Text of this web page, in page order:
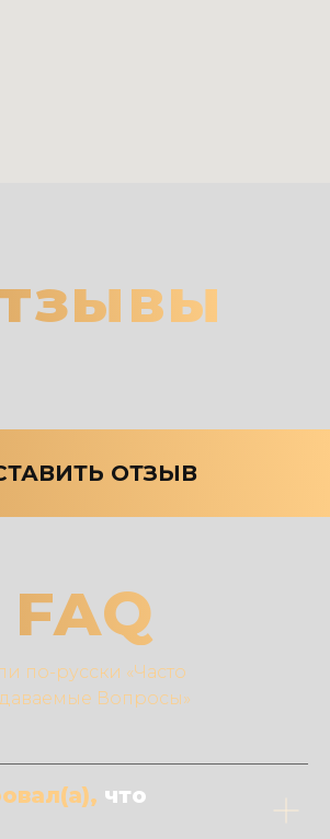
ОТЗЫВ
FAQ
по-русски «Часто
Вопросы»
что